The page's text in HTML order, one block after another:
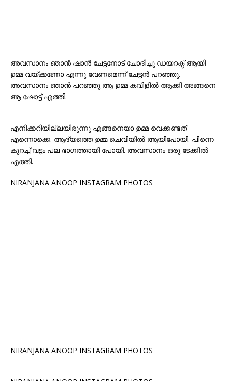
അവസാനം ഞാൻ ഷാൻ ചേട്ടനോട് ചോദിച്ചു ഡയറക്ട് ആയി
ഉമ്മ വയ്ക്കണോ എന്നു വേണമെന്ന് ചേട്ടന്‍ പറഞ്ഞു.
അവസാനം ഞാൻ പറഞ്ഞു ആ ഉമ്മ കവിളിൽ ആക്കി അങ്ങനെ
ആ ഷോട്ട് എത്തി.
എനിക്കറിയില്ലയിരുന്നു എങ്ങനെയാ ഉമ്മ വെക്കണ്ടത്
എന്നൊക്കെ. ആദ്യത്തെ ഉമ്മ ചെവിയിൽ ആയിപോയി. പിന്നെ
കുറച്ച് വട്ടം പല ഭാഗത്തായി പോയി. അവസാനം ഒരു ടേക്കിൽ
എത്തി.
NIRANJANA ANOOP INSTAGRAM PHOTOS
NIRANJANA ANOOP INSTAGRAM PHOTOS